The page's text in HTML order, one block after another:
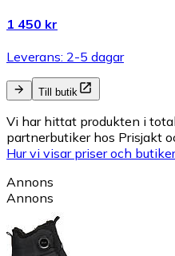
1 450 kr
Leverans: 2-5 dagar
Till butik
Vi har hittat produkten i
partnerbutiker hos Prisjakt
Hur vi visar priser och
Annons
Annons